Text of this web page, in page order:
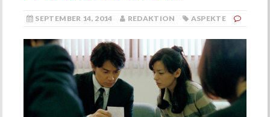
SEPTEMBER 14, 2014 REDAKTION ASPEKTE